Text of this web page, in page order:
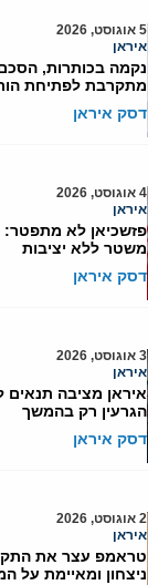
5 אוגוסט, 2026
איראן
נקמה בכותרות,
מתקרבת לפתיחת
דסק איראן
4 אוגוסט, 2026
איראן
פזשכיאן לא מתפטר:
משטר ללא יציבות
דסק איראן
3 אוגוסט, 2026
איראן
איראן מציבה תנאים
הגרעין רק בהמשך
דסק איראן
2 אוגוסט, 2026
איראן
טראמפ עצר את
ניצחון ומאיימת על